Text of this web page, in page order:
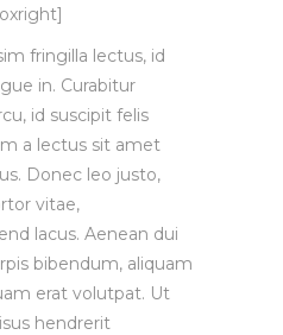
fringilla lectus, id
in. Curabitur
id suscipit felis
a lectus sit amet
Donec leo justo,
vitae,
lacus. Aenean dui
bibendum, aliquam
erat volutpat. Ut
hendrerit